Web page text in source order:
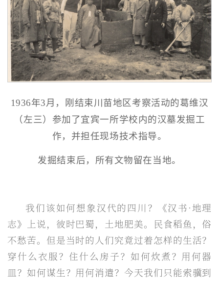
1936年3月，刚结束川苗地区考察活动的葛维汉
（左三）参加了宜宾一所学校内的汉墓发掘工
作，并担任现场技术指导。
发掘结束后，所有文物留在当地。
我们该如何想象汉代的四川？《汉书·地理
志》上说，彼时巴蜀，土地肥美。民食稻鱼，俗
不愁苦。但是当时的人们究竟过着怎样的生活？
穿什么衣服？住什么房子？如何炊煮？用何器
皿？如何谋生？用何消遣？今天我们只能索骥到